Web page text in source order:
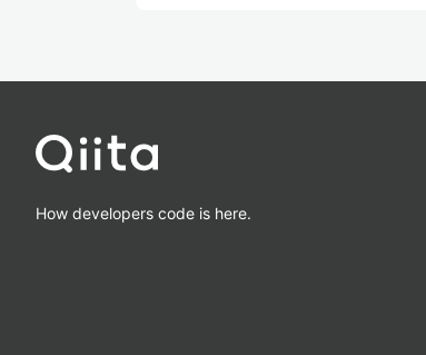
How developers code is here.